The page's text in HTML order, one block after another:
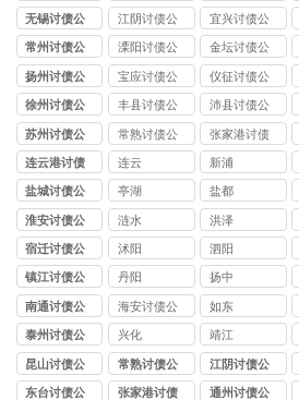
司
司
司
无锡讨债公
司
江阴讨债公
司
宜兴讨债公
司
常州讨债公
司
溧阳讨债公
司
金坛讨债公
司
扬州讨债公
司
宝应讨债公
司
仪征讨债公
司
徐州讨债公
司
丰县讨债公
司
沛县讨债公
司
苏州讨债公
司
常熟讨债公
司
张家港讨债
公司
连云港讨债
公司
连云 新浦
盐城讨债公
司
亭湖 盐都
淮安讨债公
司
涟水 洪泽
宿迁讨债公
司
沭阳 泗阳
镇江讨债公
司
丹阳 扬中
南通讨债公
司
海安讨债公
司
如东
泰州讨债公
司
兴化 靖江
昆山讨债公
司
常熟讨债公
司
江阴讨债公
司
东台讨债公
张家港讨债
通州讨债公